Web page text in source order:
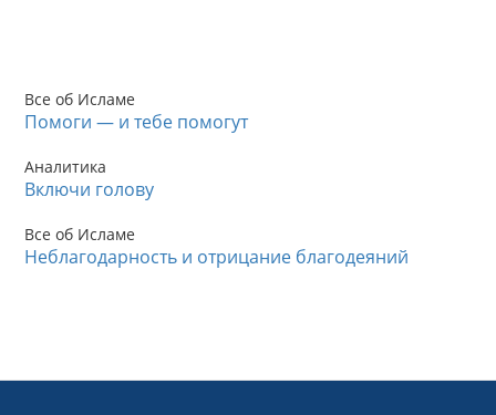
Все об Исламе
Помоги — и тебе помогут
Аналитика
Включи голову
Все об Исламе
Неблагодарность и отрицание благодеяний